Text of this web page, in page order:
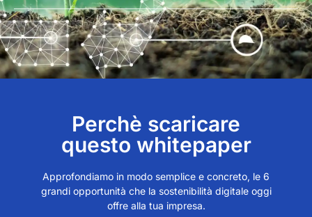
Perchè scaricare
questo whitepaper
Approfondiamo in modo semplice e concreto, le 6
grandi opportunità che la sostenibilità digitale oggi
offre alla tua impresa.